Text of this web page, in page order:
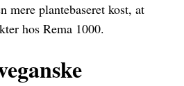
mere plantebaseret kost, at
hos Rema 1000.